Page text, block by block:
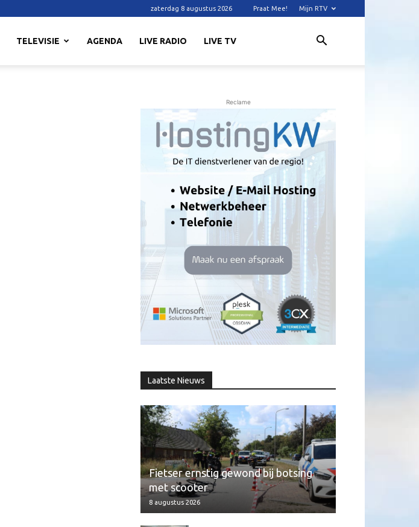
zaterdag 8 augustus 2026 Praat Mee! Mijn RTV
TELEVISIE AGENDA LIVE RADIO LIVE TV
Reclame
Laatste Nieuws
Fietser ernstig gewond bij botsing
met scooter
8 augustus 2026